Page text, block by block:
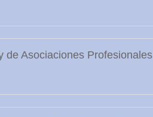
de Asociaciones Profesionales